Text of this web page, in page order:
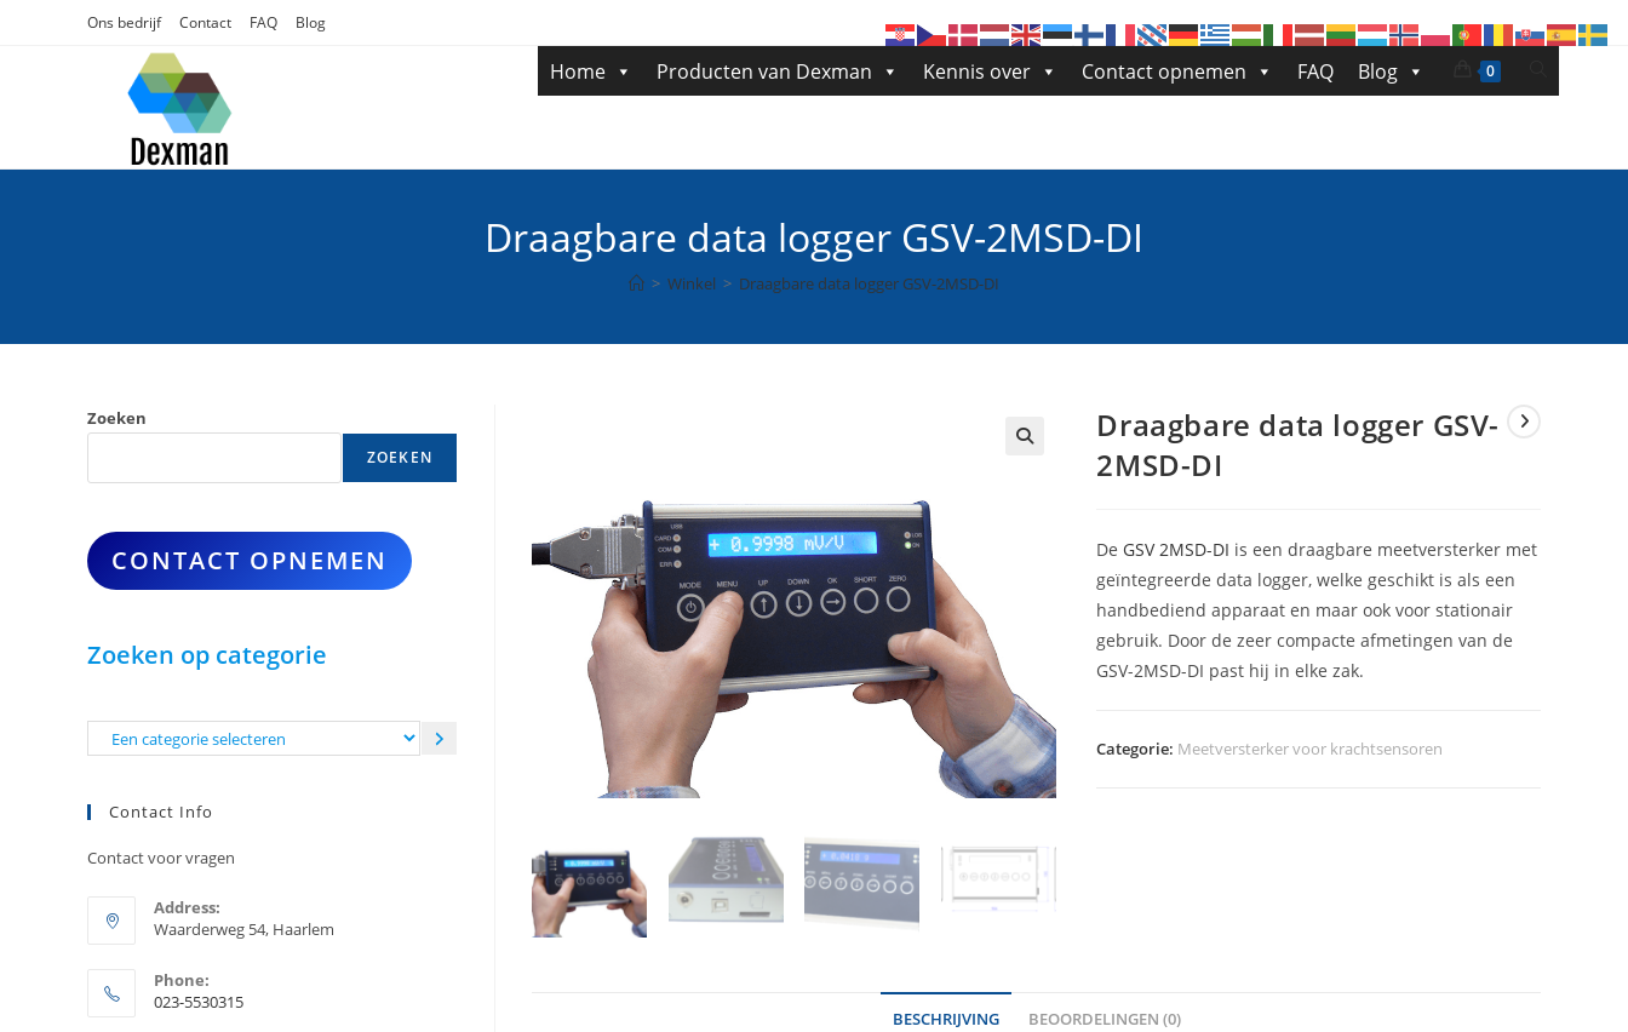
Ons bedrijf Contact FAQ Blog
Home Producten van Dexman Kennis over Contact opnemen FAQ Blog 0
zoeken
Draagbare data logger GSV-2MSD-DI
> Winkel > Draagbare data logger GSV-2MSD-DI
Draagbare data logger GSV-
2MSD-DI
De GSV 2MSD-DI is een draagbare meetversterker met
geïntegreerde data logger, welke geschikt is als een
handbediend apparaat en maar ook voor stationair
gebruik. Door de zeer compacte afmetingen van de
GSV-2MSD-DI past hij in elke zak.
Categorie: Meetversterker voor krachtsensoren
BESCHRIJVING BEOORDELINGEN (0)
Zoeken
ZOEKEN
CONTACT OPNEMEN
Zoeken op categorie
Een
Contact Info
Contact voor vragen
Address:
Waarderweg 54, Haarlem
Phone:
023-5530315